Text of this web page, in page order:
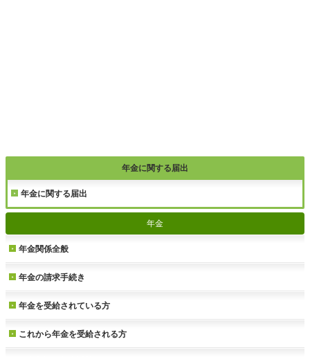
年金に関する届出
年金に関する届出
年金
年金関係全般
年金の請求手続き
年金を受給されている方
これから年金を受給される方